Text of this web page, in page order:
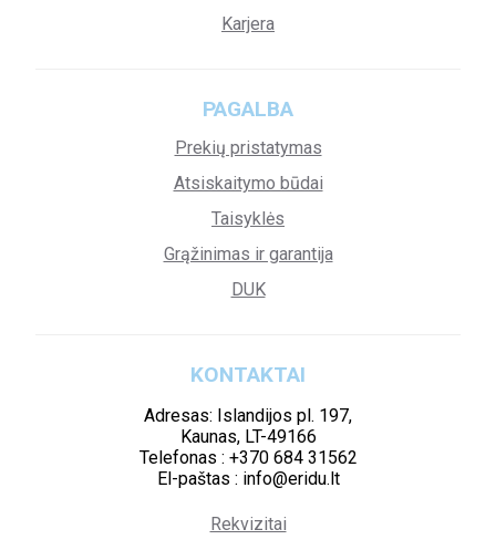
Karjera
PAGALBA
Prekių pristatymas
Atsiskaitymo būdai
Taisyklės
Grąžinimas ir garantija
DUK
KONTAKTAI
Adresas: Islandijos pl. 197,
Kaunas, LT-49166
Telefonas : +370 684 31562
El-paštas : info@eridu.lt
Rekvizitai